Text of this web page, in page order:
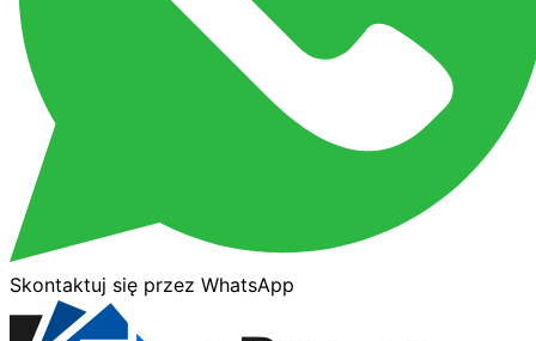
Skontaktuj się przez WhatsApp